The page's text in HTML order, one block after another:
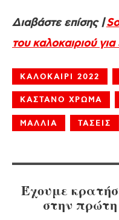
Διαβάστε επίσης |
του καλοκαιριού
ΚΑΛΟΚΑΙΡΙ 2022
ΚΑΣΤΑΝΟ ΧΡΩΜΑ
ΜΑΛΛΙΑ ΤΑΣΕΙΣ
Έχουμε
στην